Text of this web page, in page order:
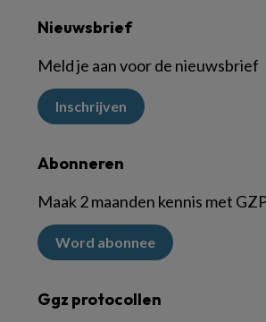
Nieuwsbrief
Meld je aan voor de nieuwsbrief
Inschrijven
Abonneren
Maak 2 maanden kennis met
Word abonnee
Ggz protocollen